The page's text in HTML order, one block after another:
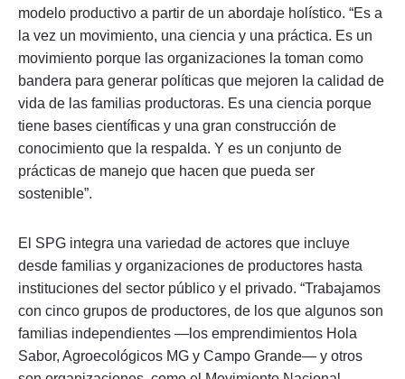
modelo productivo a partir de un abordaje holístico. “Es a
la vez un movimiento, una ciencia y una práctica. Es un
movimiento porque las organizaciones la toman como
bandera para generar políticas que mejoren la calidad de
vida de las familias productoras. Es una ciencia porque
tiene bases científicas y una gran construcción de
conocimiento que la respalda. Y es un conjunto de
prácticas de manejo que hacen que pueda ser
sostenible”.
El SPG integra una variedad de actores que incluye
desde familias y organizaciones de productores hasta
instituciones del sector público y el privado. “Trabajamos
con cinco grupos de productores, de los que algunos son
familias independientes —los emprendimientos Hola
Sabor, Agroecológicos MG y Campo Grande— y otros